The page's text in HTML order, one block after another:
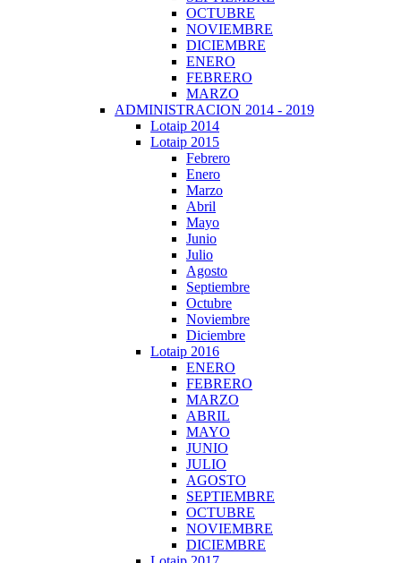
OCTUBRE
NOVIEMBRE
DICIEMBRE
ENERO
FEBRERO
MARZO
ADMINISTRACION 2014 - 2019
Lotaip 2014
Lotaip 2015
Febrero
Enero
Marzo
Abril
Mayo
Junio
Julio
Agosto
Septiembre
Octubre
Noviembre
Diciembre
Lotaip 2016
ENERO
FEBRERO
MARZO
ABRIL
MAYO
JUNIO
JULIO
AGOSTO
SEPTIEMBRE
OCTUBRE
NOVIEMBRE
DICIEMBRE